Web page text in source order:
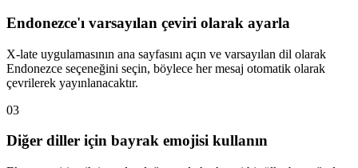
Endonezce'ı varsayılan çeviri olarak ayarla
X-late uygulamasının ana sayfasını açın ve varsayılan dil olarak
Endonezce seçeneğini seçin, böylece her mesaj otomatik olarak
çevrilerek yayınlanacaktır.
03
Diğer diller için bayrak emojisi kullanın